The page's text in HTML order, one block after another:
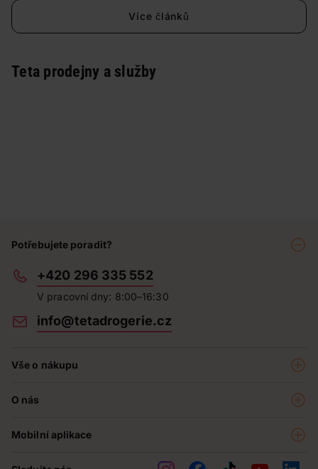
Více článků
Teta prodejny a služby
Potřebujete poradit?
+420 296 335 552
V pracovní dny: 8:00–16:30
info@tetadrogerie.cz
Vše o nákupu
Prodejny
O nás
Mobilní aplikace